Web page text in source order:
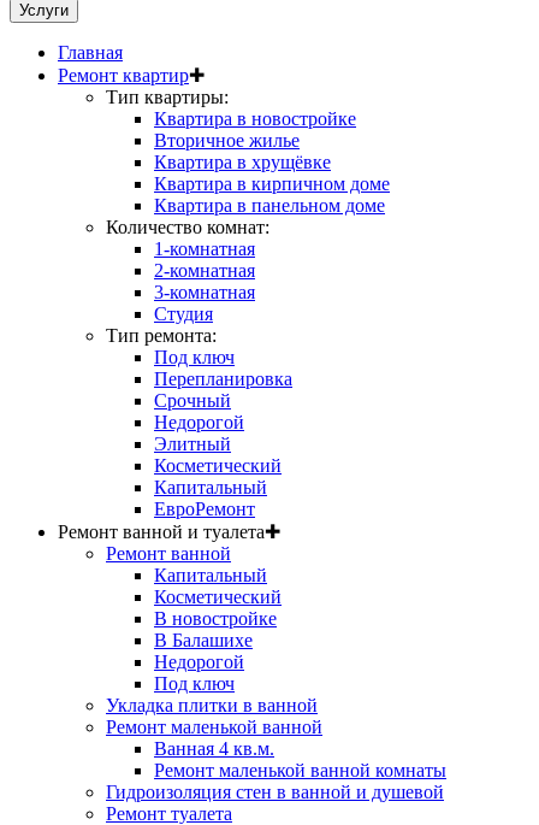
Услуги
Главная
Ремонт квартир✚
Тип квартиры:
Квартира в новостройке
Вторичное жилье
Квартира в хрущёвке
Квартира в кирпичном доме
Квартира в панельном доме
Количество комнат:
1-комнатная
2-комнатная
3-комнатная
Студия
Тип ремонта:
Под ключ
Перепланировка
Срочный
Недорогой
Элитный
Косметический
Капитальный
ЕвроРемонт
Ремонт ванной и туалета✚
Ремонт ванной
Капитальный
Косметический
В новостройке
В Балашихе
Недорогой
Под ключ
Укладка плитки в ванной
Ремонт маленькой ванной
Ванная 4 кв.м.
Ремонт маленькой ванной комнаты
Гидроизоляция стен в ванной и душевой
Ремонт туалета